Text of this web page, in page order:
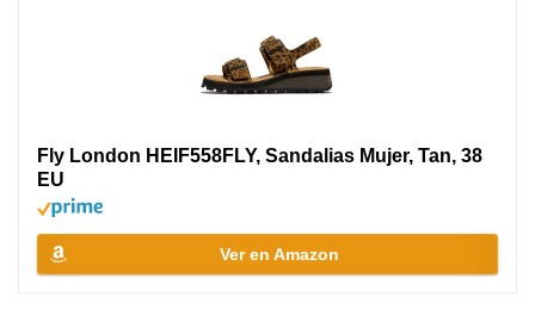
Fly London HEIF558FLY, Sandalias Mujer, Tan, 38
EU
Ver en Amazon